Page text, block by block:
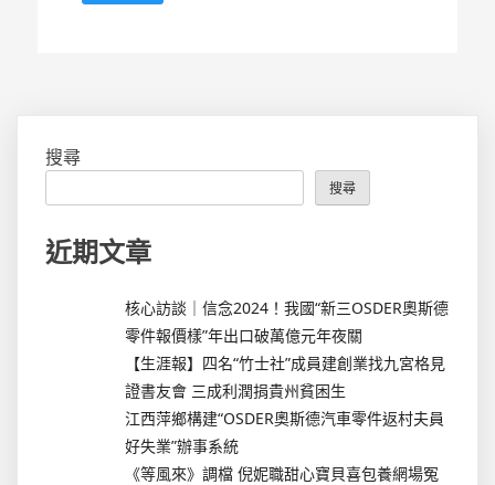
搜尋
搜尋
近期文章
核心訪談｜信念2024！我國“新三OSDER奧斯德
零件報價樣”年出口破萬億元年夜關
【生涯報】四名“竹士社”成員建創業找九宮格見
證書友會 三成利潤捐貴州貧困生
江西萍鄉構建“OSDER奧斯德汽車零件返村夫員
好失業”辦事系統
《等風來》調檔 倪妮職甜心寶貝喜包養網場冤